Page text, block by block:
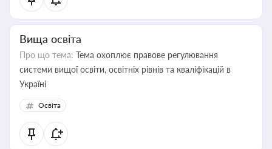
Вища освіта
Про що тема: Тема охоплює правове регулювання
системи вищої освіти, освітніх рівнів та кваліфікацій в
Україні
Освіта